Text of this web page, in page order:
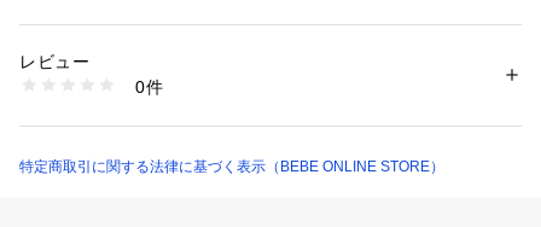
パンツはサイドの大き目なポケットのデザインがカジュアルな
優しい濃淡の細かなチェックの柄はパンツとゾウの耳で同じ生
ー
（部分使い）レーヨン40% 綿38% ポリエステル22% 【パンツ】レーヨン
40% 綿38% ポリエステル22%
洗濯：洗濯機
商品番号：2270000018137 （モール）
レビュー
0件
特定商取引に関する法律に基づく表示（BEBE ONLINE STORE）